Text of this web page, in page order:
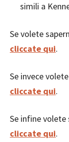
simili a
Se volete
cliccate qui.
Se invece
cliccate qui.
Se infine
cliccate qui.